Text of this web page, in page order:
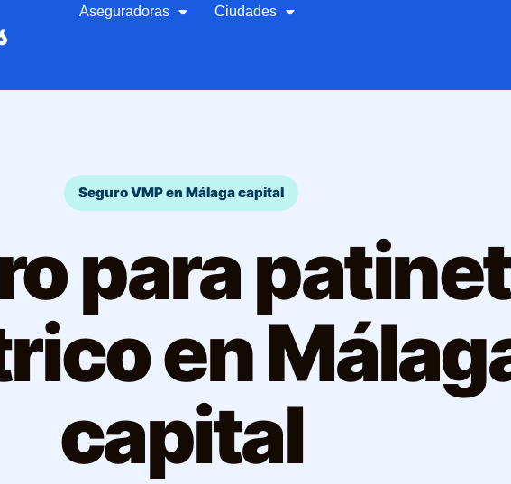
Aseguradoras Ciudades
Seguro VMP en Málaga capital
para
en
capital